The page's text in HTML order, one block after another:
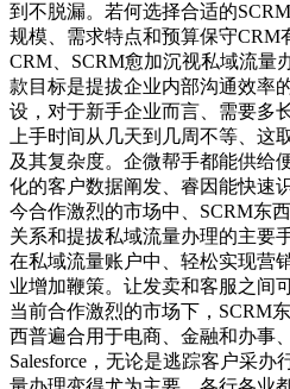
到不脱漏。若何选择合适的
规模、需求特点和预算保守CRM
CRM、SCRM愈加沉视私域流量
款目标是提拔企业内部沟通效率
设，对于新手企业而言、需要多
上手时间从几天到几周不等、这
及其复杂度。企微帮手都能供给
化的客户数据阐发、睿因能快速
今合作激烈的市场中、SCRM东
关系和提拔私域流量办理的主要
在私域流量账户中、轻松实现营
业增加鞭策。让发卖和客服之间
当前合作激烈的市场下，SCRM
西普遍合用于电商、金融和办事
Salesforce，无论是逃踪客户采办